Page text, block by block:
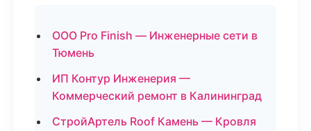
ООО Pro Finish — Инженерные сети в
Тюмень
ИП Контур Инженерия —
Коммерческий ремонт в Калининград
СтройАртель Roof Камень — Кровля